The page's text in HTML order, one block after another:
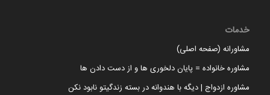
خدمات
مشاورانه (صفحه اصلی)
مشاوره خانواده = پایان دلخوری ها و از دست دادن ها
مشاوره ازدواج | دیگه با هندوانه در بسته زندگیتو نابود نکن